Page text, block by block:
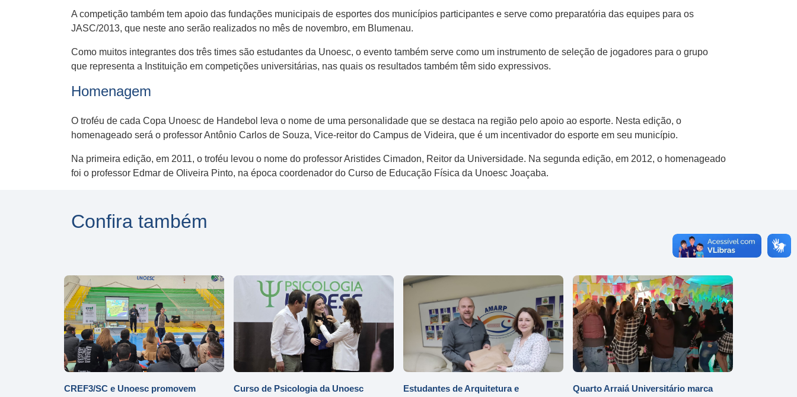
A competição também tem apoio das fundações municipais de esportes dos municípios participantes e serve como preparatória das equipes para os
JASC/2013, que neste ano serão realizados no mês de novembro, em Blumenau.
Como muitos integrantes dos três times são estudantes da Unoesc, o evento também serve como um instrumento de seleção de jogadores para o grupo
que representa a Instituição em competições universitárias, nas quais os resultados também têm sido expressivos.
Homenagem
O troféu de cada Copa Unoesc de Handebol leva o nome de uma personalidade que se destaca na região pelo apoio ao esporte. Nesta edição, o
homenageado será o professor Antônio Carlos de Souza, Vice-reitor do Campus de Videira, que é um incentivador do esporte em seu município.
Na primeira edição, em 2011, o troféu levou o nome do professor Aristides Cimadon, Reitor da Universidade. Na segunda edição, em 2012, o homenageado
foi o professor Edmar de Oliveira Pinto, na época coordenador do Curso de Educação Física da Unoesc Joaçaba.
Confira também
CREF3/SC e Unoesc promovem
Curso de Psicologia da Unoesc
Estudantes de Arquitetura e
Quarto Arraiá Universitário marca